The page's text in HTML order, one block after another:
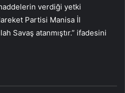
verdiği yetki
Partisi Manisa İl
Savaş atanmıştır.” ifadesini